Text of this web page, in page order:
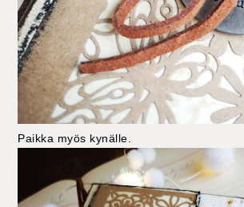
Paikka myös kynälle.